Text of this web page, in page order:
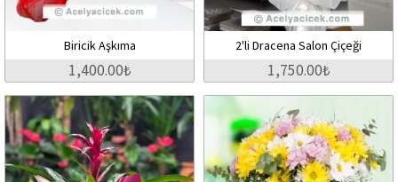
Biricik Aşkıma
1,400.00₺
2'li Dracena Salon Çiçeği
1,750.00₺